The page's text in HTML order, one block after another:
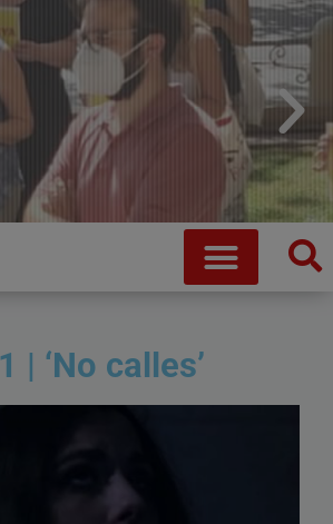
robin la vida
més
| ‘No calles’